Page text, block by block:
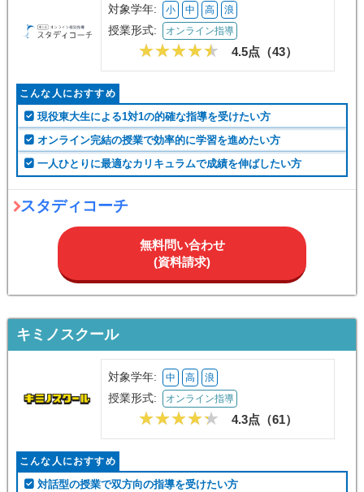
対象学年: 小 中 高 浪
授業形式: オンライン指導
4.5点（43）
こんな人におすすめ
現役東大生による1対1の的確な指導を受けたい方
オンライン完結の授業で効率的に学習を進めたい方
一人ひとりに最適なカリキュラムで成績を伸ばしたい方
スタディコーチ
無料問い合わせ
(資料請求)
キミノスクール
対象学年: 中 高 浪
授業形式: オンライン指導
4.3点（61）
こんな人におすすめ
対話型の授業で双方向の指導を受けたい方